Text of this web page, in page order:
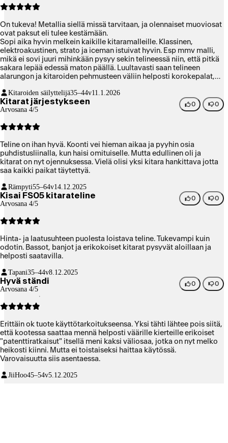
On tukeva! Metallia siellä missä tarvitaan, ja olennaiset muoviosat
ovat paksut eli tulee kestämään.
Sopi aika hyvin melkein kaikille kitaramalleille. Klassinen,
elektroakustinen, strato ja iceman istuivat hyvin. Esp mmv malli,
mikä ei sovi juuri mihinkään pysyy sekin telineessä niin, että pitkä
sakara lepää edessä maton päällä. Luultavasti saan telineen
alarungon ja kitaroiden pehmusteen väliin helposti korokepalat,
virittelyä vaille 5 tähteä.
Kitaroiden säilyttelijä35–44v11.1.2026
Kitarat järjestykseen
Arvosana 4/5
0 0
Teline on ihan hyvä. Koonti vei hieman aikaa ja pyyhin osia
puhdistusliinalla, kun haisi omituiselle. Mutta edullinen oli ja
kitarat on nyt ojennuksessa. Vielä olisi yksi kitara hankittava jotta
saa kaikki paikat täytettyä.
Rämpyti55–64v14.12.2025
Kisai FS05 kitarateline
Arvosana 4/5
0 0
Hinta- ja laatusuhteen puolesta loistava teline. Tukevampi kuin
odotin. Bassot, banjot ja erikokoiset kitarat pysyvät aloillaan ja
helposti saatavilla.
Tapani35–44v8.12.2025
Hyvä ständi
Arvosana 4/5
0 0
Erittäin ok tuote käyttötarkoitukseensa. Yksi tähti lähtee pois siitä,
että kootessa saattaa mennä helposti väärille kierteille erikoiset
"patenttiratkaisut" itsellä meni kaksi väliosaa, jotka on nyt melko
heikosti kiinni. Mutta ei toistaiseksi haittaa käytössä.
Varovaisuutta siis asentaessa.
JiiHoo45–54v5.12.2025